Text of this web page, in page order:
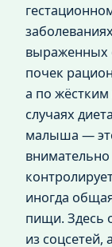
выраженных
почек
а по
случаях
малыша —
внимательно
иногда
пищи. Здесь
из соцсетей,